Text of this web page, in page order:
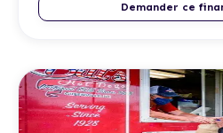
Demander ce